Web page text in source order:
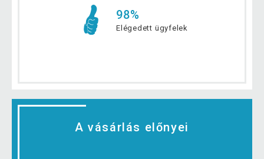
98%
Elégedett ügyfelek
A vásárlás előnyei